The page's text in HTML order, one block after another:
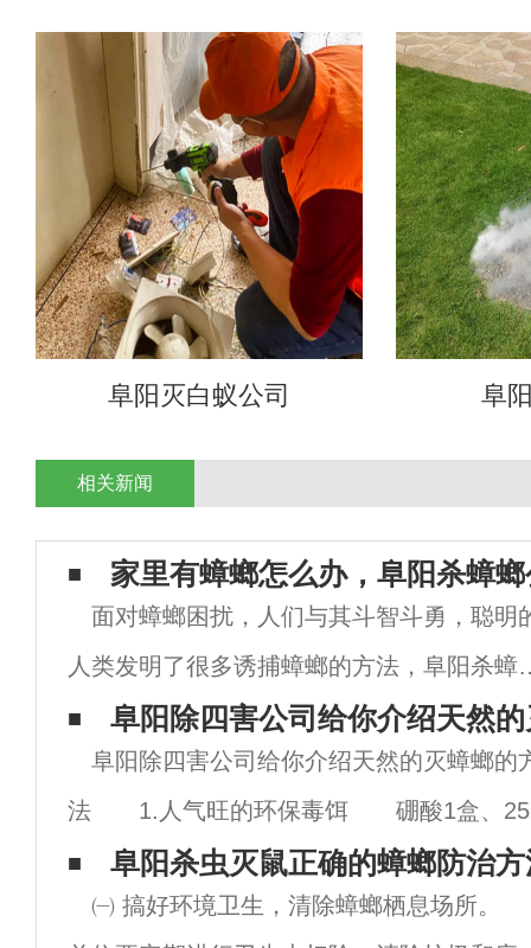
阜阳灭白蚁公司 阜
相关新闻
家里有蟑螂怎么办，阜阳杀蟑
面对蟑螂困扰，人们与其斗智斗勇，聪明
人类发明了很多诱捕蟑螂的方法，阜阳杀蟑
公司分享5个诱除蟑螂的小妙招，告诉你家里
有蟑螂怎么办，教你家庭蟑螂怎么消灭。阜
杀蟑螂公司1、利用蟑螂喜欢吃甜食的习惯，
用
阜阳除四害公司给你介绍天然
阜阳除四害公司给你介绍天然的灭蟑螂的
法 1.人气旺的环保毒饵 硼酸1盒、
克洋葱1 个（约拳头大）磨碎成丁状，麵粉
克、砂糖1大匙、奶粉半大匙。洋葱碎片挤掉
阜阳杀虫灭鼠正确的蟑螂防治
㈠ 搞好环境卫生，清除蟑螂栖息场所